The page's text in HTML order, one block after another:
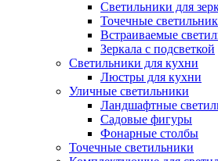
Светильники для
Точечные
Встраиваемые
Зеркала с подсветкой
Светильники для кухни
Люстры для кухни
Уличные светильники
Ландшафтные
Садовые фигуры
Фонарные столбы
Точечные светильники